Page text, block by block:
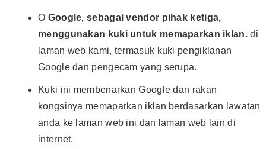
O Google, sebagai vendor pihak ketiga,
menggunakan kuki untuk memaparkan iklan. di
laman web kami, termasuk kuki pengiklanan
Google dan pengecam yang serupa.
Kuki ini membenarkan Google dan rakan
kongsinya memaparkan iklan berdasarkan lawatan
anda ke laman web ini dan laman web lain di
internet.